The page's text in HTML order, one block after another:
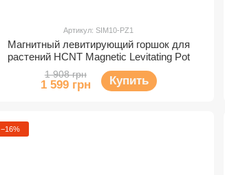
Артикул: SIM10-PZ1
Магнитный левитирующий горшок для
растений HCNT Magnetic Levitating Pot
1 908 грн
1 599 грн Купить
−16%